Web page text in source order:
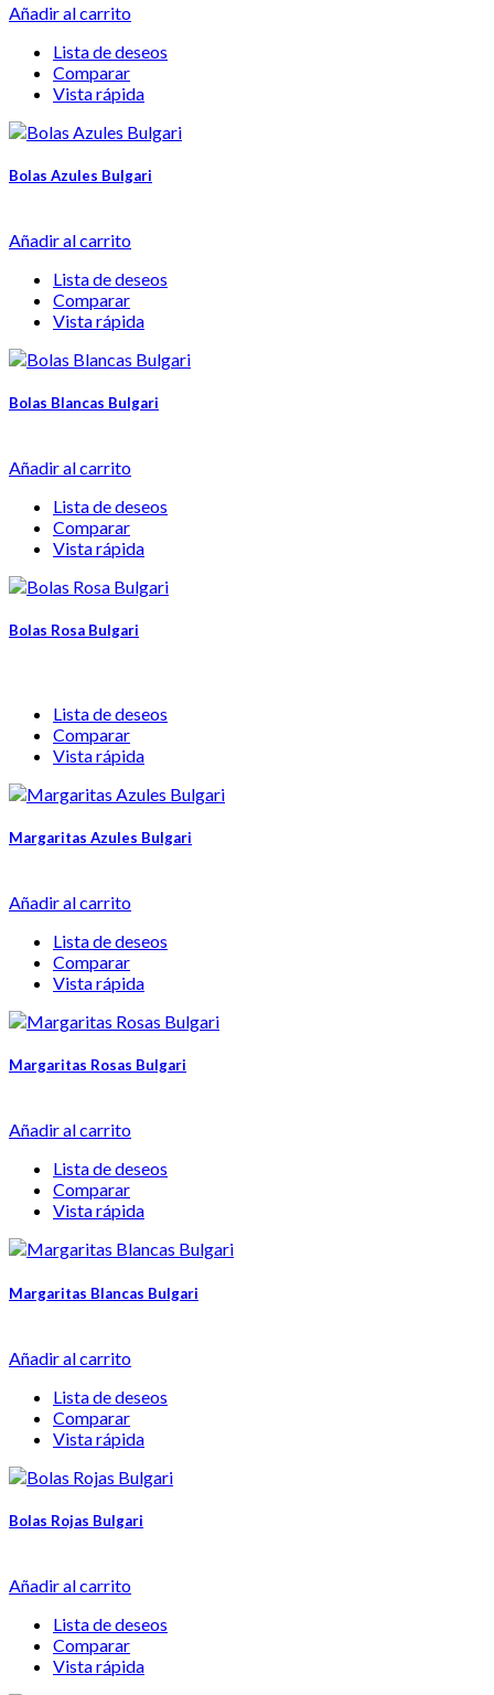
Añadir al carrito
Lista de deseos
Comparar
Vista rápida
Bolas Azules Bulgari
Añadir al carrito
Lista de deseos
Comparar
Vista rápida
Bolas Blancas Bulgari
Añadir al carrito
Lista de deseos
Comparar
Vista rápida
Bolas Rosa Bulgari
Lista de deseos
Comparar
Vista rápida
Margaritas Azules Bulgari
Añadir al carrito
Lista de deseos
Comparar
Vista rápida
Margaritas Rosas Bulgari
Añadir al carrito
Lista de deseos
Comparar
Vista rápida
Margaritas Blancas Bulgari
Añadir al carrito
Lista de deseos
Comparar
Vista rápida
Bolas Rojas Bulgari
Añadir al carrito
Lista de deseos
Comparar
Vista rápida